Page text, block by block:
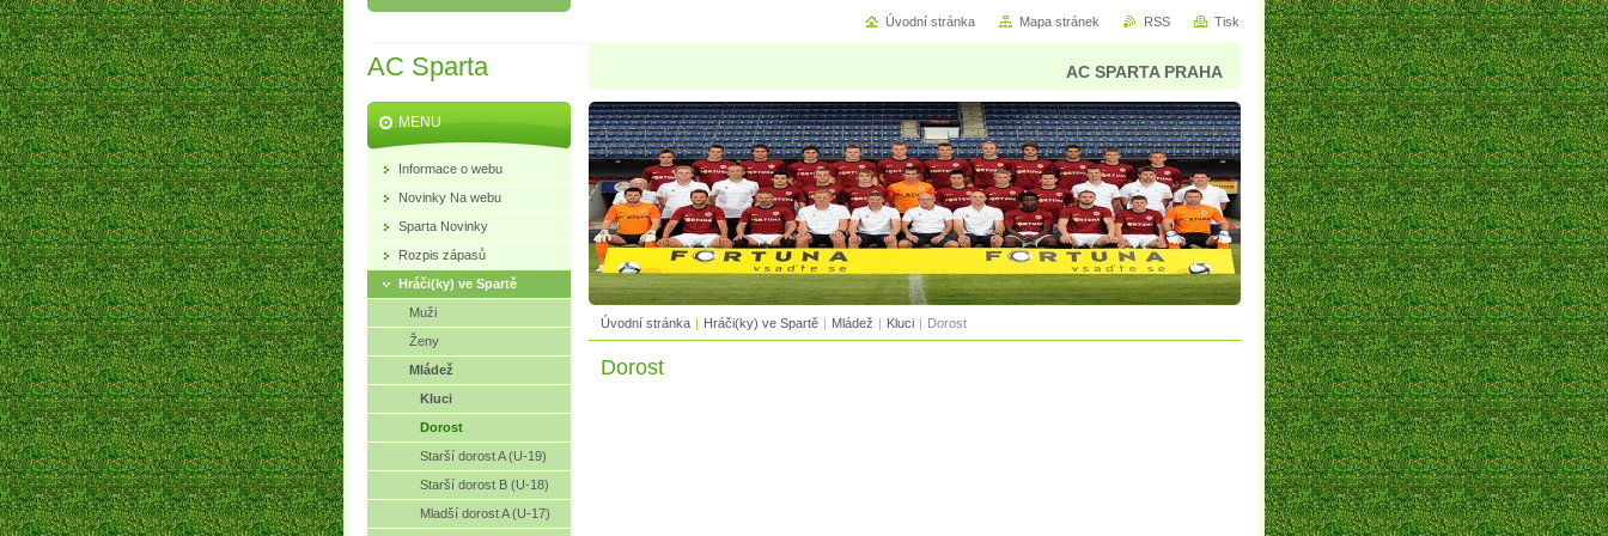
AC Sparta AC SPARTA PRAHA
Úvodní stránka | Hráči(ky) ve Spartě | Mládež | Kluci | Dorost
Dorost
MENU
Informace o webu
Novinky Na webu
Sparta Novinky
Rozpis zápasů
Hráči(ky) ve Spartě
Muži
Ženy
Mládež
Kluci
Dorost
Starší dorost A (U-19)
Starší dorost B (U-18)
Mladší dorost A (U-17)
Úvodní stránka Mapa stránek RSS Tisk